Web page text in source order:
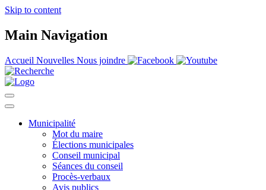
Skip to content
Main Navigation
Accueil Nouvelles Nous joindre
Municipalité
Mot du maire
Élections municipales
Conseil municipal
Séances du conseil
Procès-verbaux
Avis publics